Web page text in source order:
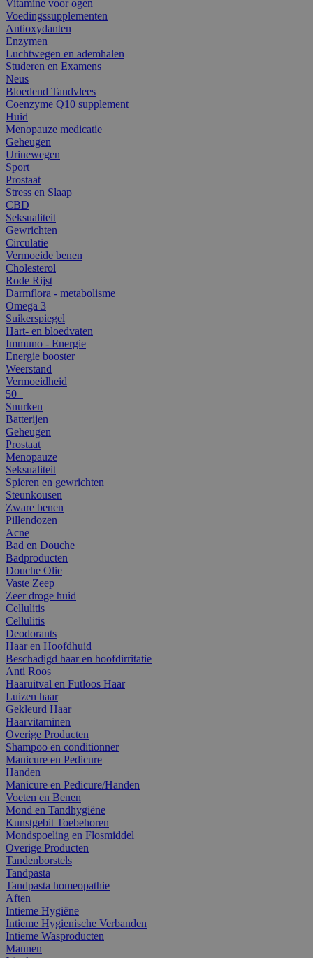
Vitamine voor ogen
Voedingssupplementen
Antioxydanten
Enzymen
Luchtwegen en ademhalen
Studeren en Examens
Neus
Bloedend Tandvlees
Coenzyme Q10 supplement
Huid
Menopauze medicatie
Geheugen
Urinewegen
Sport
Prostaat
Stress en Slaap
CBD
Seksualiteit
Gewrichten
Circulatie
Vermoeide benen
Cholesterol
Rode Rijst
Darmflora - metabolisme
Omega 3
Suikerspiegel
Hart- en bloedvaten
Immuno - Energie
Energie booster
Weerstand
Vermoeidheid
50+
Snurken
Batterijen
Geheugen
Prostaat
Menopauze
Seksualiteit
Spieren en gewrichten
Steunkousen
Zware benen
Pillendozen
Acne
Bad en Douche
Badproducten
Douche Olie
Vaste Zeep
Zeer droge huid
Cellulitis
Cellulitis
Deodorants
Haar en Hoofdhuid
Beschadigd haar en hoofdirritatie
Anti Roos
Haaruitval en Futloos Haar
Luizen haar
Gekleurd Haar
Haarvitaminen
Overige Producten
Shampoo en conditionner
Manicure en Pedicure
Handen
Manicure en Pedicure/Handen
Voeten en Benen
Mond en Tandhygiëne
Kunstgebit Toebehoren
Mondspoeling en Flosmiddel
Overige Producten
Tandenborstels
Tandpasta
Tandpasta homeopathie
Aften
Intieme Hygiëne
Intieme Hygienische Verbanden
Intieme Wasproducten
Mannen